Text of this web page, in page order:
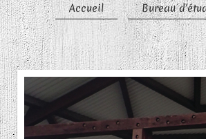
Accueil Bureau